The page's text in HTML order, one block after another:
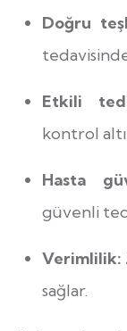
Doğru
Etkili
kontrol
Hasta
güvenli
Verimlilik:
sağlar.